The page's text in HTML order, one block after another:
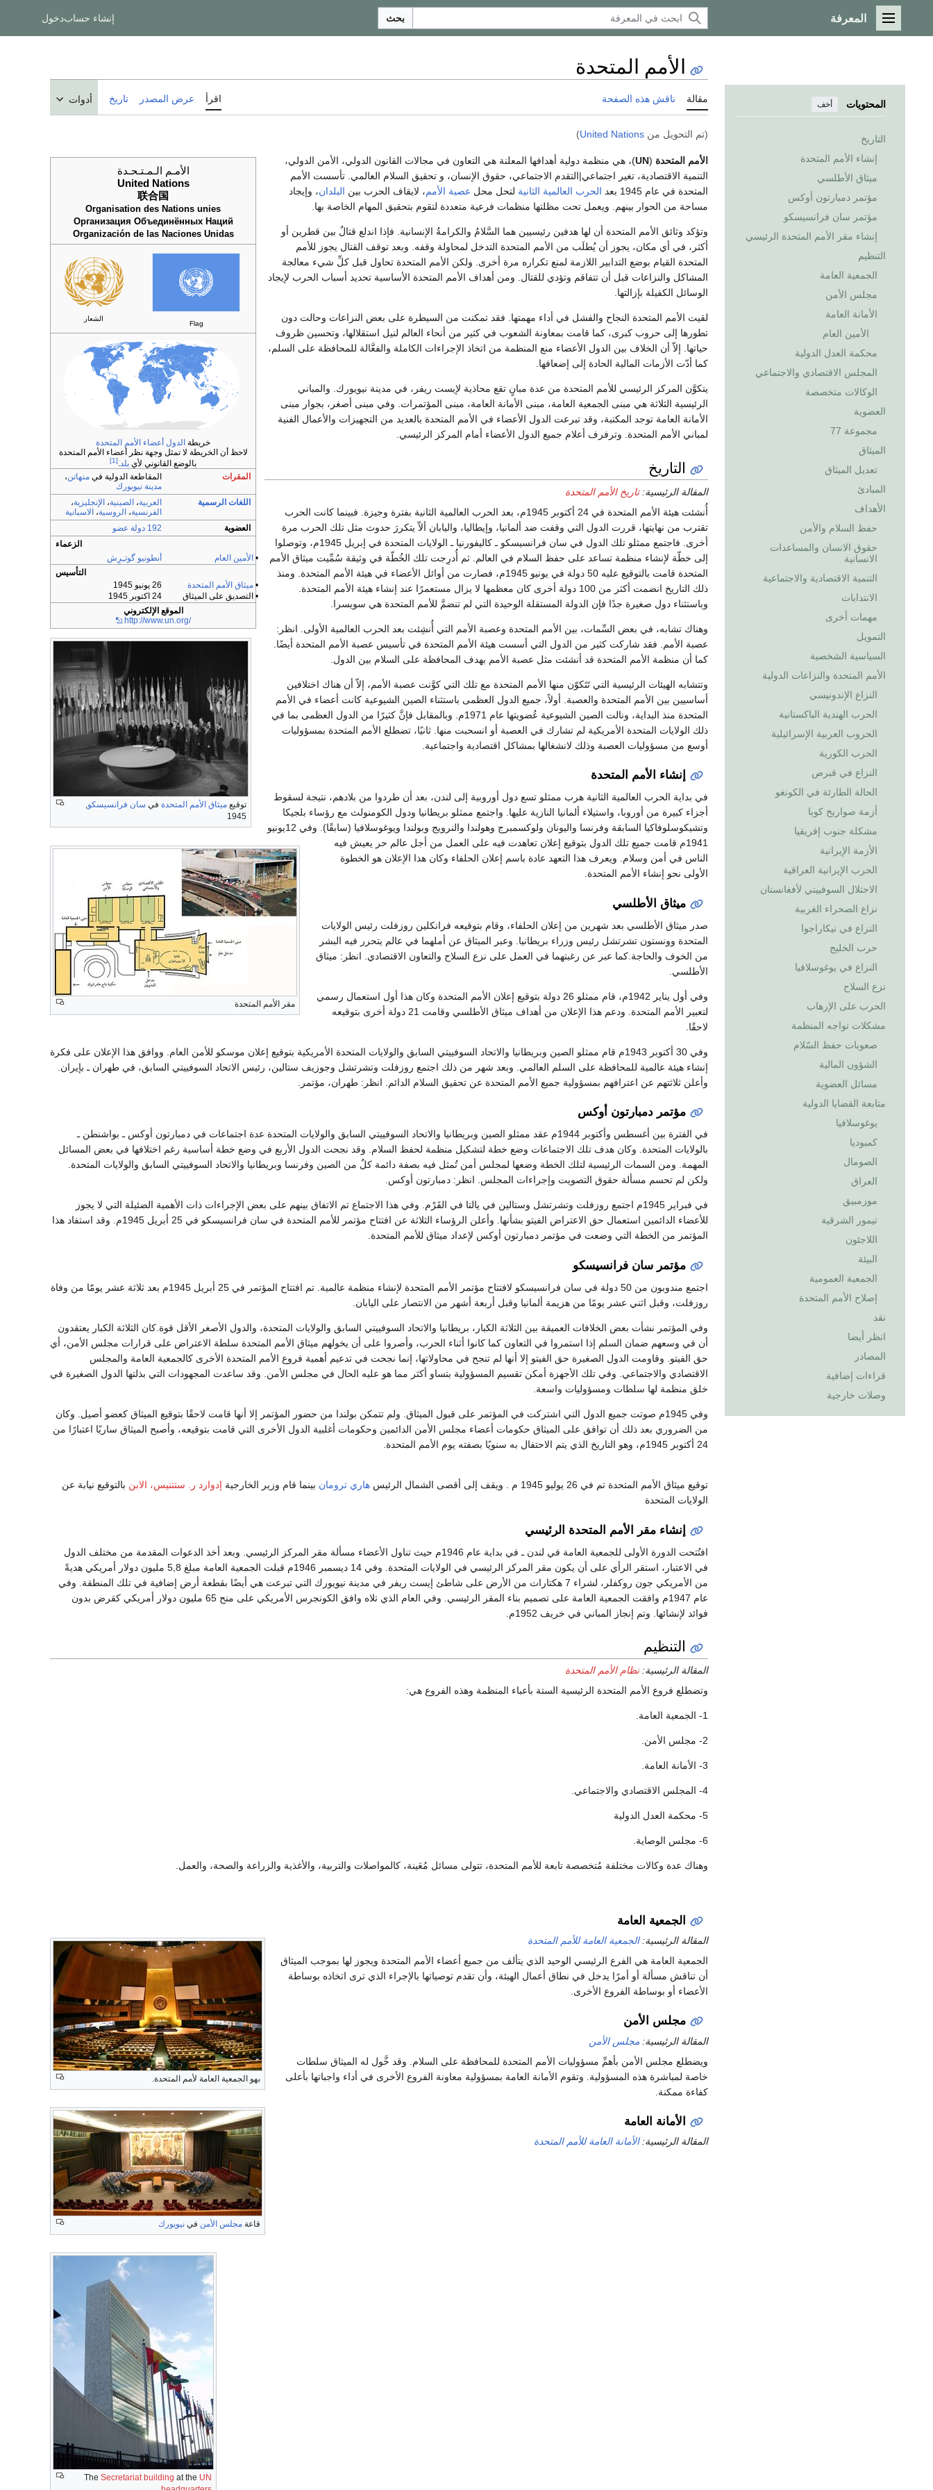
القائمة الرئيسية
المعرفة بحث إنشاء حسابدخول
المحتويات أخف
التاريخ
إنشاء الأمم المتحدة
ميثاق الأطلسي
مؤتمر دمبارتون أوكس
مؤتمر سان فرانسيسكو
إنشاء مقر الأمم المتحدة الرئيسي
التنظيم
الجمعية العامة
مجلس الأمن
الأمانة العامة
الأمين العام
محكمة العدل الدولية
المجلس الاقتصادي والاجتماعي
الوكالات متخصصة
العضوية
مجموعة 77
الميثاق
تعديل الميثاق
المبادئ
الأهداف
حفظ السلام والأمن
حقوق الانسان والمساعدات
الانسانية
التنمية الاقتصادية والاجتماعية
الانتدابات
مهمات أخرى
التمويل
السياسية الشخصية
الأمم المتحدة والنزاعات الدولية
النزاع الإندونيسي
الحرب الهندية الباكستانية
الحروب العربية الإسرائيلية
الحرب الكورية
النزاع في قبرص
الحالة الطارئة في الكونغو
أزمة صواريخ كوبا
مشكلة جنوب إفريقيا
الأزمة الإيرانية
الحرب الإيرانية العراقية
الاحتلال السوفييتي لأفغانستان
نزاع الصحراء الغربية
النزاع في نيكاراجوا
حرب الخليج
النزاع في يوغوسلافيا
نزع السلاح
الحرب على الإرهاب
مشكلات تواجه المنظمة
صعوبات حفظ السّلام
الشؤون المالية
مسائل العضوية
متابعة القضايا الدولية
يوغوسلافيا
كمبوديا
الصومال
العراق
موزمبيق
تيمور الشرقية
اللاجئون
البيئة
الجمعية العمومية
إصلاح الأمم المتحدة
نقد
انظر أيضا
المصادر
قراءات إضافية
وصلات خارجية
الأمم المتحدة
مقالة ناقش هذه الصفحة اقرأ عرض المصدر تاريخ أدوات
(تم التحويل من United Nations
)
الأمـم الـمـتـحـدة
United Nations
联合国
Organisation des Nations unies
Организация Объединённых Наций
Organización de las Naciones Unidas
Flag
الشعار
خريطة الدول أعضاء الأمم المتحدة
لاحظ أن الخريطة لا تمثل وجهة نظر أعضاء الأمم المتحدة
بالوضع القانوني لأي بلد.
[1]
المقرات المقاطعة الدولية فيمنهاتن،
مدينة نيويورك
اللغات الرسمية
العربية، الصينية، الإنجليزية،
الفرنسية، الروسية، الاسبانية
العضوية
192 دولة عضو
الزعماء
• الأمين العام
أنطونيو گوتـِرِش
التأسيس
•ميثاق الأمم المتحدة
26 يونيو 1945
• التصديق على الميثاق
24 اكتوبر 1945
الموقع الإلكتروني
http://www.un.org/
الأمم المتحدة (
UN)، هي منظمة دولية أهدافها المعلنة هي التعاون في مجالات القانون الدولي، الأمن الدولي،
التنمية الاقتصادية، تغير اجتماعي|التقدم الاجتماعي، حقوق الإنسان، و تحقيق السلام العالمي. تأسست الأمم
المتحدة في عام 1945 بعد
الحرب العالمية الثانية لتحل محل عصبة الأمم، لايقاف الحرب بين البلدان، وإيجاد
مساحة من الحوار بينهم. ويعمل تحت مظلتها منظمات فرعية متعددة لتقوم بتحقيق المهام الخاصة بها.
وتؤكد وثائق الأمم المتحدة أن لها هدفين رئيسيين هما السَّلامُ والكرامةُ الإنسانية. فإذا اندلع قتالٌ بين قطرين أو
أكثر، في أي مكان، يجوز أن يُطلَب من الأمم المتحدة التدخل لمحاولة وقفه. وبعد توقف القتال يجوز للأمم
المتحدة القيام بوضع التدابير اللازمة لمنع تكراره مرة أخرى. ولكن الأمم المتحدة تحاول قبل كلِّ شيء معالجة
المشاكل والنزاعات قبل أن تتفاقم وتؤدي للقتال. ومن أهداف الأمم المتحدة الأساسية تحديد أسباب الحرب لإيجاد
الوسائل الكفيلة بإزالتها.
لقيت الأمم المتحدة النجاح والفشل في أداء مهمتها. فقد تمكنت من السيطرة على بعض النزاعات وحالت دون
تطورها إلى حروب كبرى، كما قامت بمعاونة الشعوب في كثير من أنحاء العالم لنيل استقلالها، وتحسين ظروف
حياتها. إلاّ أن الخلاف بين الدول الأعضاء منع المنظمة من اتخاذ الإجراءات الكاملة والفعَّالة للمحافظة على السلم،
كما أدّت الأزمات المالية الحادة إلى إضعافها.
يتكوَّن المركز الرئيسي للأمم المتحدة من عدة مبانٍ تقع محاذية لإيست ريفر، في مدينة نيويورك. والمباني
الرئيسية الثلاثة هي مبنى الجمعية العامة، مبنى الأمانة العامة، مبنى المؤتمرات. وفي مبنى أصغر، بجوار مبنى
الأمانة العامة توجد المكتبة، وقد تبرعت الدول الأعضاء في الأمم المتحدة بالعديد من التجهيزات والأعمال الفنية
لمباني الأمم المتحدة. وترفرف أعلام جميع الدول الأعضاء أمام المركز الرئيسي.
التاريخ
المقالة الرئيسية:تاريخ الأمم المتحدة
توقيع ميثاق الأمم المتحدة في سان فرانسيسكو,
1945
مقر الأمم المتحدة
أُنشئت هيئة الأمم المتحدة في 24 أكتوبر 1945م، بعد الحرب العالمية الثانية بفترة وجيزة. فبينما كانت الحرب
تقترب من نهايتها، قررت الدول التي وقفت ضد ألمانيا، وإيطاليا، واليابان ألاّ يتكررَ حدوث مثل تلك الحرب مرة
أخرى. فاجتمع ممثلو تلك الدول في سان فرانسيسكو ـ كاليفورنيا ـ الولايات المتحدة في إبريل 1945م، وتوصلوا
إلى خطّة لإنشاء منظمة تساعد على حفظ السلام في العالم. ثم أُدرِجت تلك الخُطّة في وثيقة سُمِّيت ميثاق الأمم
المتحدة قامت بالتوقيع عليه 50 دولة في يونيو 1945م، فصارت من أوائل الأعضاء في هيئة الأمم المتحدة. ومنذ
ذلك التاريخ انضمت أكثر من 100 دولة أخرى كان معظمها لا يزال مستعمرًا عند إنشاء هيئة الأمم المتحدة.
وباستثناء دول صغيرة جدًا فإن الدولة المستقلة الوحيدة التي لم تنضمَّ للأمم المتحدة هي سويسرا.
وهناك تشابه، في بعض السِّمات، بين الأمم المتحدة وعصبة الأمم التي أُنشِئت بعد الحرب العالمية الأولى. انظر:
عصبة الأمم. فقد شاركت كثير من الدول التي أسست هيئة الأمم المتحدة في تأسيس عصبة الأمم المتحدة أيضًا.
كما أن منظمة الأمم المتحدة قد أنشئت مثل عصبة الأمم بهدف المحافظة على السلام بين الدول.
وتتشابه الهيئات الرئيسية التي تَتَكوّن منها الأمم المتحدة مع تلك التي كوَّنت عصبة الأمم، إلاّ أن هناك اختلافين
أساسيين بين الأمم المتحدة والعصبة. أولاً، جميع الدول العظمى باستثناء الصين الشيوعية كانت أعضاء في الأمم
المتحدة منذ البداية، ونالت الصين الشيوعية عُضويتها عام 1971م. وبالمقابل فإنَّ كثيرًا من الدول العظمى بما في
ذلك الولايات المتحدة الأمريكية لم تشارك في العصبة أو انسحبت منها. ثانيًا، تضطلع الأمم المتحدة بمسؤوليات
أوسع من مسؤوليات العصبة وذلك لانشغالها بمشاكل اقتصادية واجتماعية.
إنشاء الأمم المتحدة
في بداية الحرب العالمية الثانية هرب ممثلو تسع دول أوروبية إلى لندن، بعد أن طردوا من بلادهم، نتيجة لسقوط
أجزاء كبيرة من أوروبا، واستيلاء ألمانيا النازية عليها. واجتمع ممثلو بريطانيا ودول الكومنولث مع رؤساء بلجيكا
وتشيكوسلوفاكيا السابقة وفرنسا واليونان ولوكسمبرج وهولندا والنرويج وبولندا ويوغوسلافيا (سابقًا). وفي 12يونيو
1941م قامت جميع تلك الدول بتوقيع إعلان تعاهدت فيه على العمل من أجل عالم حر يعيش فيه
الناس في أمن وسلام. ويعرف هذا التعهد عادة باسم إعلان الحلفاء وكان هذا الإعلان هو الخطوة
الأولى نحو إنشاء الأمم المتحدة.
ميثاق الأطلسي
صدر ميثاق الأطلسي بعد شهرين من إعلان الحلفاء، وقام بتوقيعه فرانكلين روزفلت رئيس الولايات
المتحدة وونستون تشرتشل رئيس وزراء بريطانيا. وعبر الميثاق عن أملهما في عالم يتحرر فيه البشر
من الخوف والحاجة.كما عبر عن رغبتهما في العمل على نزع السلاح والتعاون الاقتصادي. انظر: ميثاق
الأطلسي.
وفي أول يناير 1942م، قام ممثلو 26 دولة بتوقيع إعلان الأمم المتحدة وكان هذا أول استعمال رسمي
لتعبير الأمم المتحدة. ودعم هذا الإعلان من أهداف ميثاق الأطلسي وقامت 21 دولة أخرى بتوقيعه
لاحقًا.
وفي 30 أكتوبر 1943م قام ممثلو الصين وبريطانيا والاتحاد السوفييتي السابق والولايات المتحدة الأمريكية بتوقيع إعلان موسكو للأمن العام. ووافق هذا الإعلان على فكرة
إنشاء هيئة عالمية للمحافظة على السلم العالمي. وبعد شهر من ذلك اجتمع روزفلت وتشرتشل وجوزيف ستالين، رئيس الاتحاد السوفييتي السابق، في طهران ـ بإيران.
وأعلن ثلاثتهم عن اعترافهم بمسؤولية جميع الأمم المتحدة عن تحقيق السلام الدائم. انظر: طهران، مؤتمر.
مؤتمر دمبارتون أوكس
في الفترة بين أغسطس وأكتوبر 1944م عقد ممثلو الصين وبريطانيا والاتحاد السوفييتي السابق والولايات المتحدة عدة اجتماعات في دمبارتون أوكس ـ بواشنطن ـ
بالولايات المتحدة. وكان هدف تلك الاجتماعات وضع خطة لتشكيل منظمة لحفظ السلام. وقد نجحت الدول الأربع في وضع خطة أساسية رغم اختلافها في بعض المسائل
المهمة. ومن السمات الرئيسية لتلك الخطة وضعها لمجلس أمن تُمثل فيه بصفة دائمة كلٌ من الصين وفرنسا وبريطانيا والاتحاد السوفييتي السابق والولايات المتحدة.
ولكن لم تحسم مسألة حقوق التصويت وإجراءات المجلس. انظر: دمبارتون أوكس.
في فبراير 1945م اجتمع روزفلت وتشرتشل وستالين في يالتا في القَرْم. وفي هذا الاجتماع تم الاتفاق بينهم على بعض الإجراءات ذات الأهمية الضئيلة التي لا يجوز
للأعضاء الدائمين استعمال حق الاعتراض الفيتو بشأنها. وأعلن الرؤساء الثلاثة عن افتتاح مؤتمر للأمم المتحدة في سان فرانسيسكو في 25 أبريل 1945م. وقد استفاد هذا
المؤتمر من الخطة التي وضعت في مؤتمر دمبارتون أوكس لإعداد ميثاق للأمم المتحدة.
مؤتمر سان فرانسيسكو
اجتمع مندوبون من 50 دولة في سان فرانسيسكو لافتتاح مؤتمر الأمم المتحدة لإنشاء منظمة عالمية. تم افتتاح المؤتمر في 25 أبريل 1945م بعد ثلاثة عشر يومًَا من وفاة
روزفلت، وقبل اثني عشر يومًا من هزيمة ألمانيا وقبل أربعة أشهر من الانتصار على اليابان.
وفي المؤتمر نشأت بعض الخلافات العميقة بين الثلاثة الكبار، بريطانيا والاتحاد السوفييتي السابق والولايات المتحدة، والدول الأصغر الأقل قوة.كان الثلاثة الكبار يعتقدون
أن في وسعهم ضمان السلم إذا استمروا في التعاون كما كانوا أثناء الحرب، وأصروا على أن يخولهم ميثاق الأمم المتحدة سلطة الاعتراض على قرارات مجلس الأمن، أي
حق الفيتو. وقاومت الدول الصغيرة حق الفيتو إلا أنها لم تنجح في محاولاتها، إنما نجحت في تدعيم أهمية فروع الأمم المتحدة الأخرى كالجمعية العامة والمجلس
الاقتصادي والاجتماعي. وفي تلك الأجهزة أمكن تقسيم المسؤولية بتساو أكثر مما هو عليه الحال في مجلس الأمن. وقد ساعدت المجهودات التي بذلتها الدول الصغيرة في
خلق منظمة لها سلطات ومسؤوليات واسعة.
وفي 1945م صوتت جميع الدول التي اشتركت في المؤتمر على قبول الميثاق. ولم تتمكن بولندا من حضور المؤتمر إلا أنها قامت لاحقًا بتوقيع الميثاق كعضو أصيل. وكان
من الضروري بعد ذلك أن توافق على الميثاق حكومات أعضاء مجلس الأمن الدائمين وحكومات أغلبية الدول الأخرى التي قامت بتوقيعه، وأصبح الميثاق ساريًا اعتبارًا من
24 أكتوبر 1945م، وهو التاريخ الذي يتم الاحتفال به سنويًا بصفته يوم الأمم المتحدة.
توقيع ميثاق الأمم المتحدة تم في 26 يوليو 1945 م . ويقف إلى أقصى الشمال الرئيس هاري ترومان بينما قام وزير الخارجية إدوارد ر. ستتنيس، الابن بالتوقيع نيابة عن
الولايات المتحدة
إنشاء مقر الأمم المتحدة الرئيسي
افتُتحت الدورة الأولى للجمعية العامة في لندن ـ في بداية عام 1946م حيث تناول الأعضاء مسألة مقر المركز الرئيسي. وبعد أخذ الدعوات المقدمة من مختلف الدول
في الاعتبار، استقر الرأي على أن يكون مقر المركز الرئيسي في الولايات المتحدة. وفي 14 ديسمبر 1946م قبلت الجمعية العامة مبلغ 5,8 مليون دولار أمريكي هديةً
من الأمريكي جون روكفلر، لشراء 7 هكتارات من الأرض على شاطئ إيست ريفر في مدينة نيويورك التي تبرعت هي أيضًا بقطعة أرض إضافية في تلك المنطقة. وفي
عام 1947م وافقت الجمعية العامة على تصميم بناء المقر الرئيسي. وفي العام الذي تلاه وافق الكونجرس الأمريكي على منح 65 مليون دولار أمريكي كقرض بدون
فوائد لإنشائها. وتم إنجاز المباني في خريف 1952م.
التنظيم
المقالة الرئيسية:نظام الأمم المتحدة
وتضطلع فروع الأمم المتحدة الرئيسية الستة بأعباء المنظمة وهذه الفروع هي:
1- الجمعية العامة.
2- مجلس الأمن.
3- الأمانة العامة.
4- المجلس الاقتصادي والاجتماعي.
5- محكمة العدل الدولية
6- مجلس الوصاية.
وهناك عدة وكالات مختلفة مُتخصصة تابعة للأمم المتحدة، تتولى مسائل مُعَينة، كالمواصلات والتربية، والأغذية والزراعة والصحة، والعمل.
الجمعية العامة
بهو الجمعية العامة لأمم المتحدة.
المقالة الرئيسية:الجمعية العامة للأمم المتحدة
الجمعية العامة هي الفرع الرئيسي الوحيد الذي يتألف من جميع أعضاء الأمم المتحدة ويجوز لها بموجب الميثاق
أن تناقش مسألة أو أمرًا يدخل في نطاق أعمال الهيئة، وأن تقدم توصياتها بالإجراء الذي ترى اتخاذه بوساطة
الأعضاء أو بوساطة الفروع الأخرى.
مجلس الأمن
قاعة مجلس الأمن في نيويورك
المقالة الرئيسية: مجلس الأمن
ويضطلع مجلس الأمن بأهمِّ مسؤوليات الأمم المتحدة للمحافظة على السلام. وقد خَّول له الميثاق سلطات
خاصة لمباشرة هذه المسؤولية. وتقوم الأمانة العامة بمسؤولية معاونة الفروع الأخرى في أداء واجباتها بأعلى
كفاءة ممكنة.
الأمانة العامة
المقالة الرئيسية:الأمانة العامة للأمم المتحدة
The Secretariat building at the UN